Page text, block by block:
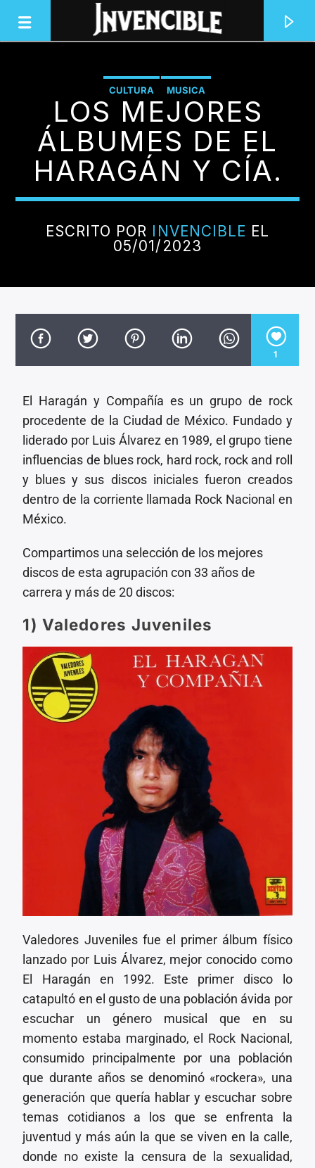
INVENCIBLE RADIO
JUNTOS SOMOS INVENCIBLES
CANCIÓN ACTUAL
TÍTULO
Invencible Radio
CULTURA MUSICA
LOS MEJORES
ÁLBUMES DE EL
HARAGÁN Y CÍA.
ESCRITO POR INVENCIBLE EL
05/01/2023
1
El Haragán y Compañía es un grupo de rock
procedente de la Ciudad de México.​​​ Fundado y
liderado por Luis Álvarez en 1989, el grupo tiene
influencias de blues rock, hard rock, rock and roll
y blues​ y sus discos iniciales fueron creados
dentro de la corriente llamada Rock Nacional en
México.
Compartimos una selección de los mejores
discos de esta agrupación con 33 años de
carrera y más de 20 discos:
1) Valedores Juveniles
Valedores Juveniles fue el primer álbum físico
lanzado por Luis Álvarez, mejor conocido como
El Haragán en 1992. Este primer disco lo
catapultó en el gusto de una población ávida por
escuchar un género musical que en su
momento estaba marginado, el Rock Nacional,
consumido principalmente por una población
que durante años se denominó «rockera», una
generación que quería hablar y escuchar sobre
temas cotidianos a los que se enfrenta la
juventud y más aún la que se viven en la calle,
donde no existe la censura de la sexualidad,